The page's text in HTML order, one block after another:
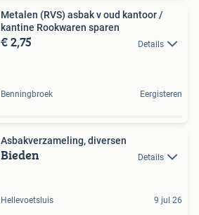
Metalen (RVS) asbak v oud kantoor /
kantine Rookwaren sparen
€ 2,75 Details
Benningbroek Eergisteren
Asbakverzameling, diversen
Bieden Details
Hellevoetsluis 9 jul 26